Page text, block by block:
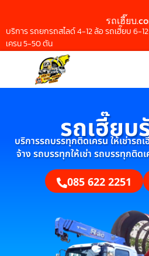
รถเฮี๊ยบ
บริการ รถยกรถสไลด์ 4-12 ล้อ รถเฮี๊ยบ 6-
เครน 5-50 ตัน
รถเฮี๊ยบ
บริการรถบรรทุกติดเครน ให้เช่ารถ
จ้าง รถบรรทุกให้เช่า รถบรรทุกติด
085 622 2251